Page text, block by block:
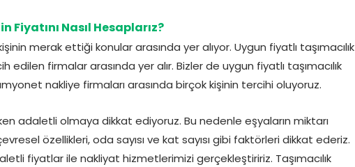
Fiyatını Nasıl Hesaplarız?
merak ettiği konular arasında yer alıyor. Uygun fiyatlı taşımacılık
firmalar arasında yer alır. Bizler de uygun fiyatlı taşımacılık
nakliye firmaları arasında birçok kişinin tercihi oluyoruz.
adaletli olmaya dikkat ediyoruz. Bu nedenle eşyaların miktarı
özellikleri, oda sayısı ve kat sayısı gibi faktörleri dikkat ederiz.
fiyatlar ile nakliyat hizmetlerimizi gerçekleştiririz. Taşımacılık